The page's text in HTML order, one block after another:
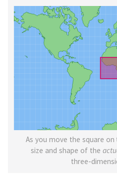
As you move the square
size and shape of the
three-